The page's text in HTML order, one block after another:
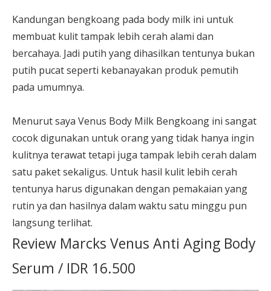
Kandungan bengkoang pada body milk ini untuk
membuat kulit tampak lebih cerah alami dan
bercahaya. Jadi putih yang dihasilkan tentunya bukan
putih pucat seperti kebanayakan produk pemutih
pada umumnya.
Menurut saya Venus Body Milk Bengkoang ini sangat
cocok digunakan untuk orang yang tidak hanya ingin
kulitnya terawat tetapi juga tampak lebih cerah dalam
satu paket sekaligus. Untuk hasil kulit lebih cerah
tentunya harus digunakan dengan pemakaian yang
rutin ya dan hasilnya dalam waktu satu minggu pun
langsung terlihat.
Review Marcks Venus Anti Aging Body
Serum / IDR 16.500